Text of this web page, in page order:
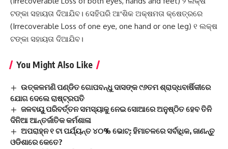
ଟଙ୍କା ସହାୟତା ଦିଆଯିବ। ସେହିପରି ଆଂଶିକ ଅକ୍ଷମତା କ୍ଷେତ୍ରରେ
(Irrecoverable Loss of one eye, one hand or one leg) ୧ ଲକ୍ଷ
ଟଙ୍କା ସହାୟତା ଦିଆଯିବ।
You Might Also Like
ଉତ୍କଳମଣି ପଣ୍ଡିତ ଗୋପବନ୍ଧୁ ଦାସଙ୍କ ୯୬ତମ ଶ୍ରାଦ୍ଧବାର୍ଷିକୀରେ
ଯୋଗ ଦେଲେ ରାଷ୍ଟ୍ରପତି
ଜଳବାୟୁ ପରିବର୍ତ୍ତନ ସମସ୍ୟାକୁ ନେଇ ସୋଆରେ ଅନୁଷ୍ଠିତ ହେବ ତିନି
ଦିନିଆ ଆନ୍ତର୍ଜାତିକ କର୍ମଶାଳା
ଅପରାହ୍ନ ୧ ଟା ପର୍ଯ୍ୟନ୍ତ ୪୦% ଭୋଟ୍: ହିମାଚଳରେ ସର୍ବାଧିକ, ଜାଣନ୍ତୁ
ଓଡିଶାରେ କେତେ?